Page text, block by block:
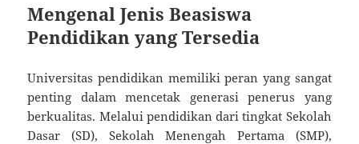
Mengenal Jenis Beasiswa
Pendidikan yang Tersedia
Universitas pendidikan memiliki peran yang sangat
penting dalam mencetak generasi penerus yang
berkualitas. Melalui pendidikan dari tingkat Sekolah
Dasar (SD), Sekolah Menengah Pertama (SMP),